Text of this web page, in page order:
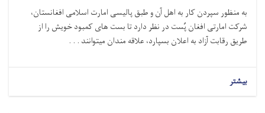
به منظور سپردن کار به اهل آن و طبق پالیسی امارت اسلامی افغانستان،
شرکت امارتی افغان پُست در نظر دارد تا بست‌ های کمبود خویش را از
طریق رقابت آزاد به اعلان بسپارد، علاقه ‌مندان میتوانند . . .
بیشتر